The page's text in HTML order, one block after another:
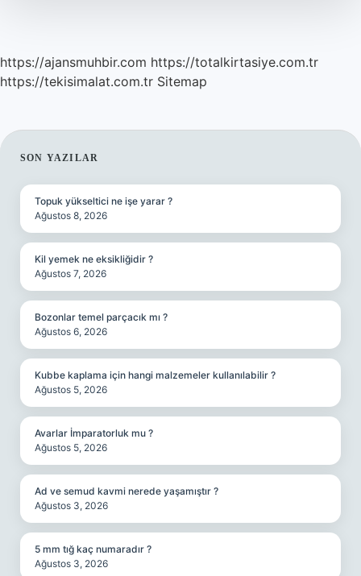
https://ajansmuhbir.com https://totalkirtasiye.com.tr
https://tekisimalat.com.tr Sitemap
SIDEBAR
SON YAZILAR
Topuk yükseltici ne işe yarar ?
Ağustos 8, 2026
Kil yemek ne eksikliğidir ?
Ağustos 7, 2026
Bozonlar temel parçacık mı ?
Ağustos 6, 2026
Kubbe kaplama için hangi malzemeler kullanılabilir ?
Ağustos 5, 2026
Avarlar İmparatorluk mu ?
Ağustos 5, 2026
Ad ve semud kavmi nerede yaşamıştır ?
Ağustos 3, 2026
5 mm tığ kaç numaradır ?
Ağustos 3, 2026